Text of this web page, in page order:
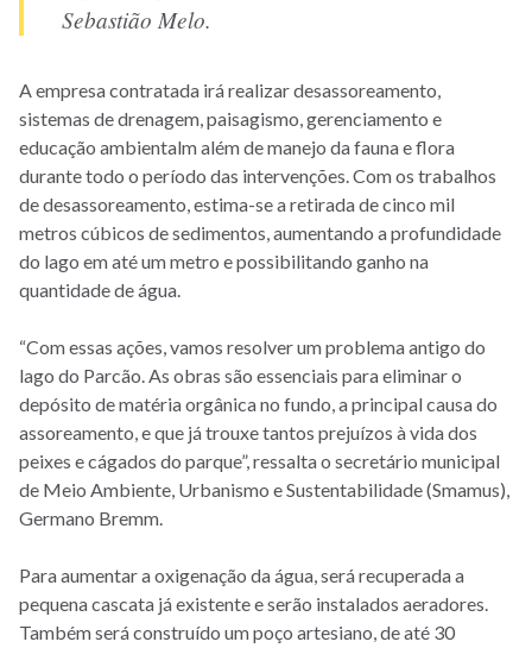
Sebastião Melo.
A empresa contratada irá realizar desassoreamento,
sistemas de drenagem, paisagismo, gerenciamento e
educação ambientalm além de manejo da fauna e flora
durante todo o período das intervenções. Com os trabalhos
de desassoreamento, estima-se a retirada de cinco mil
metros cúbicos de sedimentos, aumentando a profundidade
do lago em até um metro e possibilitando ganho na
quantidade de água.
“Com essas ações, vamos resolver um problema antigo do
lago do Parcão. As obras são essenciais para eliminar o
depósito de matéria orgânica no fundo, a principal causa do
assoreamento, e que já trouxe tantos prejuízos à vida dos
peixes e cágados do parque”, ressalta o secretário municipal
de Meio Ambiente, Urbanismo e Sustentabilidade (Smamus),
Germano Bremm.
Para aumentar a oxigenação da água, será recuperada a
pequena cascata já existente e serão instalados aeradores.
Também será construído um poço artesiano, de até 30